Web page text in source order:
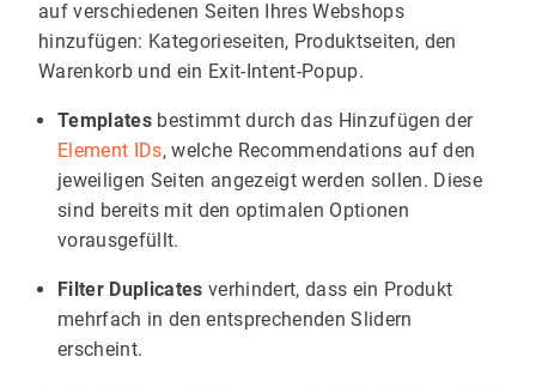
auf verschiedenen Seiten Ihres Webshops
hinzufügen: Kategorieseiten, Produktseiten, den
Warenkorb und ein Exit-Intent-Popup.
Templatesbestimmt durch das Hinzufügen der
Element IDs, welche Recommendations auf den
jeweiligen Seiten angezeigt werden sollen. Diese
sind bereits mit den optimalen Optionen
vorausgefüllt.
Filter Duplicates verhindert, dass ein Produkt
mehrfach in den entsprechenden Slidern
erscheint.